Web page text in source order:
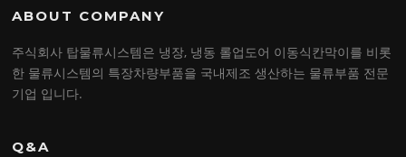
ABOUT COMPANY
주식회사 탑물류시스템은 냉장, 냉동 롤업도어 이동식칸막이를 비롯
한 물류시스템의 특장차량부품을 국내제조 생산하는 물류부품 전문
기업 입니다.
Q&A